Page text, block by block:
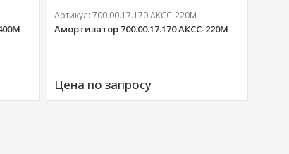
Артикул:700.00.17.170 АКСС-220М
Амортизатор 700.00.17.170 АКСС-220М
Цена по запросу